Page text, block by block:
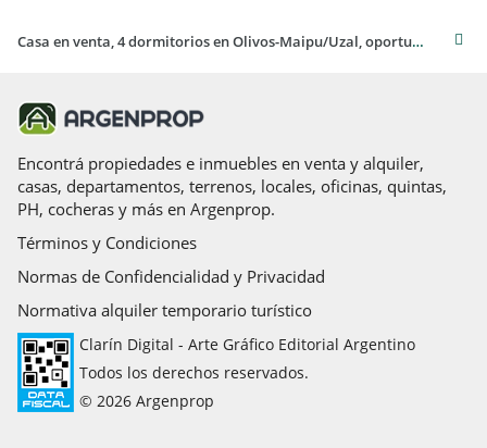
Casa en venta, 4 dormitorios en Olivos-Maipu/Uzal, oportunidad, con parrilla
Encontrá propiedades e inmuebles en venta y alquiler,
casas, departamentos, terrenos, locales, oficinas, quintas,
PH, cocheras y más en Argenprop.
Términos y Condiciones
Normas de Confidencialidad y Privacidad
Normativa alquiler temporario turístico
Clarín Digital - Arte Gráfico Editorial Argentino
Todos los derechos reservados.
© 2026 Argenprop